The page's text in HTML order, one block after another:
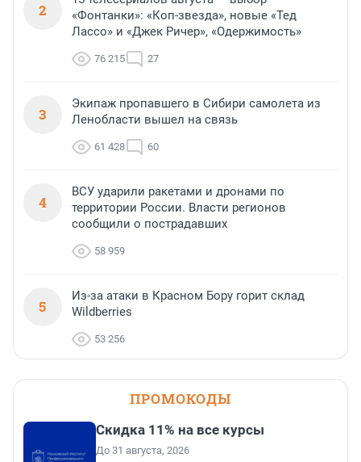
2
«Фонтанки»: «Коп-звезда», новые «Тед
Лассо» и «Джек Ричер», «Одержимость»
76 215 27
3
Экипаж пропавшего в Сибири самолета из
Ленобласти вышел на связь
61 428 60
4
ВСУ ударили ракетами и дронами по
территории России. Власти регионов
сообщили о пострадавших
58 959
5
Из-за атаки в Красном Бору горит склад
Wildberries
53 256
ПРОМОКОДЫ
Скидка 11% на все курсы
До 31 августа, 2026